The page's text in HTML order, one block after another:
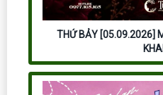
THỨ BẢY [05.09.2026]